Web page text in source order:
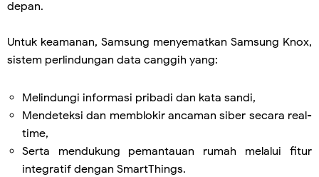
depan.
Untuk keamanan, Samsung menyematkan Samsung Knox,
sistem perlindungan data canggih yang:
Melindungi informasi pribadi dan kata sandi,
Mendeteksi dan memblokir ancaman siber secara real-
time,
Serta mendukung pemantauan rumah melalui fitur
integratif dengan SmartThings.